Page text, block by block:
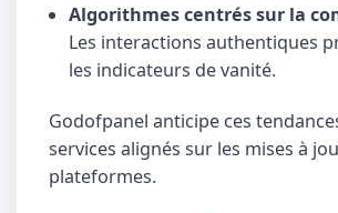
Algorithmes centrés sur la
Les interactions authentiques
les indicateurs de vanité.
Godofpanel anticipe ces
services alignés sur les mises à
plateformes.